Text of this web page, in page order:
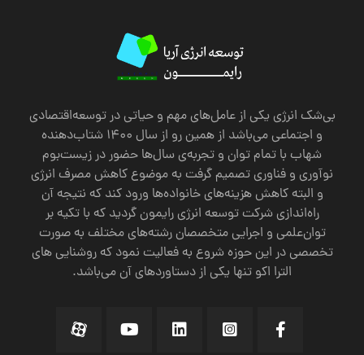
بی‌شک انرژی یکی از عامل‌های مهم و حیاتی در توسعه‌اقتصادی
و اجتماعی می‌باشد از همین رو از سال 1400 شتاب‌دهنده
شهاب با تمام توان و تجربه‌ی سال‌ها حضور در زیست‌بوم
نوآوری و فناوری تصمیم گرفت به موضوع کاهش مصرف انرژی
‌و البته کاهش هزینه‌های خانواده‌ها ورود کند که نتیجه آن
راه‌اندازی شرکت توسعه انرژی رایمون گردید که با تکیه‌ بر
توان‌علمی و اجرایی متخصصان رشته‌های مختلف به صورت
تخصصی در این حوزه شروع به فعالیت نمود که روشنایی های
الترا اکو تنها یکی از دستاورد‌های آن می‌باشد.